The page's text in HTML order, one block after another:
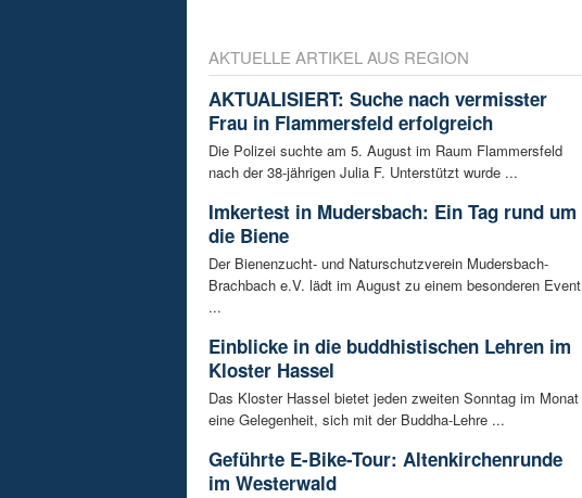
AKTUELLE ARTIKEL AUS REGION
AKTUALISIERT: Suche nach vermisster
Frau in Flammersfeld erfolgreich
Die Polizei suchte am 5. August im Raum Flammersfeld
nach der 38-jährigen Julia F. Unterstützt wurde ...
Imkertest in Mudersbach: Ein Tag rund um
die Biene
Der Bienenzucht- und Naturschutzverein Mudersbach-
Brachbach e.V. lädt im August zu einem besonderen Event
...
Einblicke in die buddhistischen Lehren im
Kloster Hassel
Das Kloster Hassel bietet jeden zweiten Sonntag im Monat
eine Gelegenheit, sich mit der Buddha-Lehre ...
Geführte E-Bike-Tour: Altenkirchenrunde
im Westerwald